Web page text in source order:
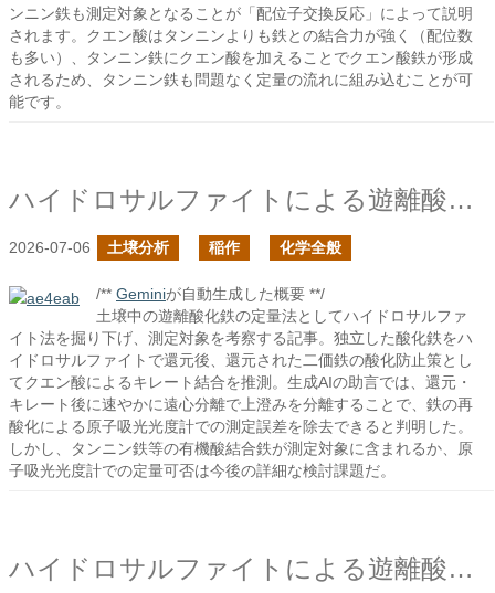
ンニン鉄も測定対象となることが「配位子交換反応」によって説明
されます。クエン酸はタンニンよりも鉄との結合力が強く（配位数
も多い）、タンニン鉄にクエン酸を加えることでクエン酸鉄が形成
されるため、タンニン鉄も問題なく定量の流れに組み込むことが可
能です。
ハイドロサルファイトによる遊離酸化鉄の定量の続き
2026-07-06 土壌分析 稲作 化学全般
/** Geminiが自動生成した概要 **/
土壌中の遊離酸化鉄の定量法としてハイドロサルファ
イト法を掘り下げ、測定対象を考察する記事。独立した酸化鉄をハ
イドロサルファイトで還元後、還元された二価鉄の酸化防止策とし
てクエン酸によるキレート結合を推測。生成AIの助言では、還元・
キレート後に速やかに遠心分離で上澄みを分離することで、鉄の再
酸化による原子吸光光度計での測定誤差を除去できると判明した。
しかし、タンニン鉄等の有機酸結合鉄が測定対象に含まれるか、原
子吸光光度計での定量可否は今後の詳細な検討課題だ。
ハイドロサルファイトによる遊離酸化鉄の定量